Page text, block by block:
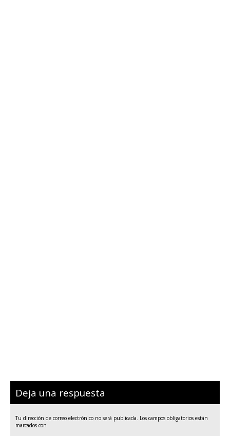
Deja una respuesta
Tu dirección de correo electrónico no será publicada. Los campos obligatorios están
marcados con